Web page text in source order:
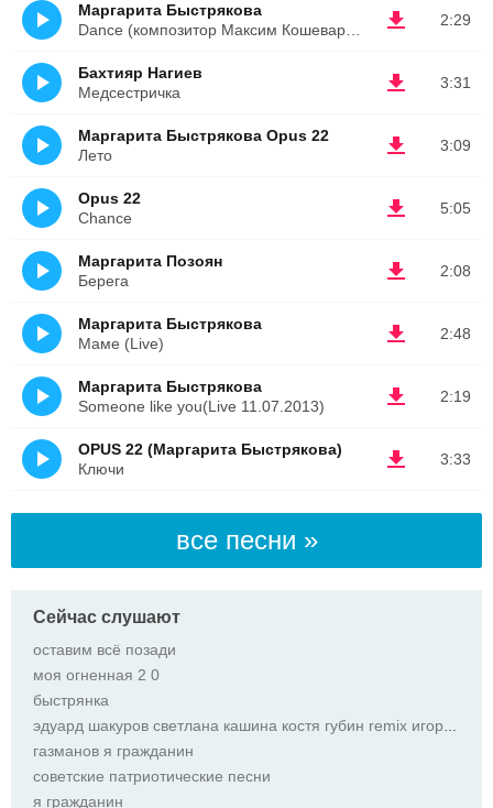
2:29
Маргарита Быстрякова
3:31
Бахтияр Нагиев
Медсестричка
3:09
Маргарита Быстрякова Opus 22
Лето
5:05
Opus 22
Chance
2:08
Маргарита Позоян
Берега
2:48
Маргарита Быстрякова
Маме (Live)
2:19
Маргарита Быстрякова
Someone like you(Live 11.07.2013)
3:33
OPUS 22 (Маргарита Быстрякова)
Ключи
все песни »
Сейчас слушают
оставим всё позади
моя огненная 2 0
быстрянка
эдуард шакуров светлана кашина костя губин remix игорь харьковтен
газманов я гражданин
советские патриотические песни
я гражданин